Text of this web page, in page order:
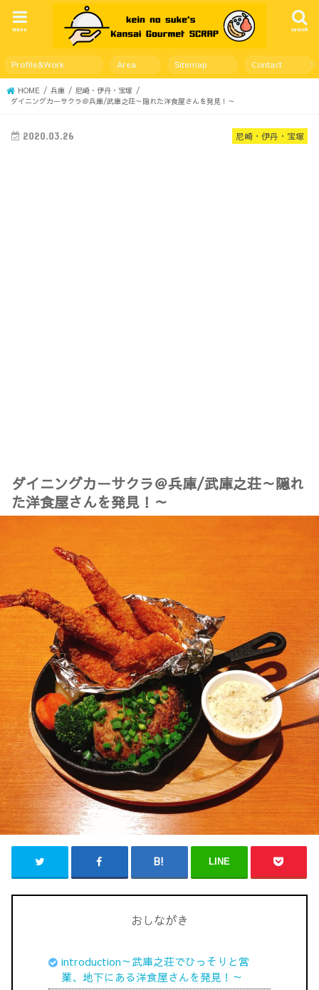
search
menu
Profile&Work Area Sitemap Contact
HOME 兵庫
尼崎・伊丹・宝塚
ダイニングカーサクラ＠兵庫/武庫之荘～隠れた洋食屋さんを発見！～
尼崎・伊丹・宝塚
2020.03.26
ダイニングカーサクラ＠兵庫/武庫之荘～隠れ
た洋食屋さんを発見！～
LINE
おしながき
introduction～武庫之荘でひっそりと営
業、地下にある洋食屋さんを発見！ ～